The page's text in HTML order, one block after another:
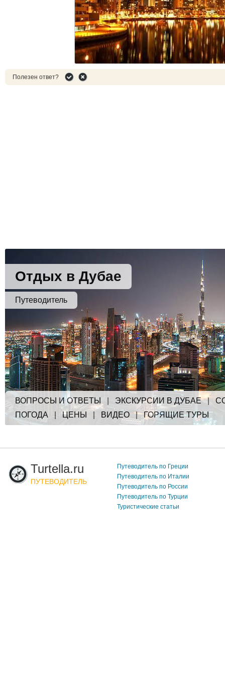
Полезен ответ?
Отдых в Дубае
Путеводитель
ВОПРОСЫ И ОТВЕТЫ ЭКСКУРСИИ В ДУБАЕ|
ПОГОДА |ЦЕНЫ ВИДЕО |ГОРЯЩИЕ ТУРЫ
Turtella.ru
ПУТЕВОДИТЕЛЬ
Путеводитель по Греции
Путеводитель по Италии
Путеводитель по России
Путеводитель по Турции
Туристические статьи